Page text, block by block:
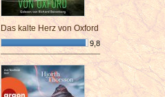
Das kalte Herz von Oxford
9,8
¯¯¯¯¯¯¯¯¯¯¯¯¯¯¯¯¯¯¯¯¯¯¯¯